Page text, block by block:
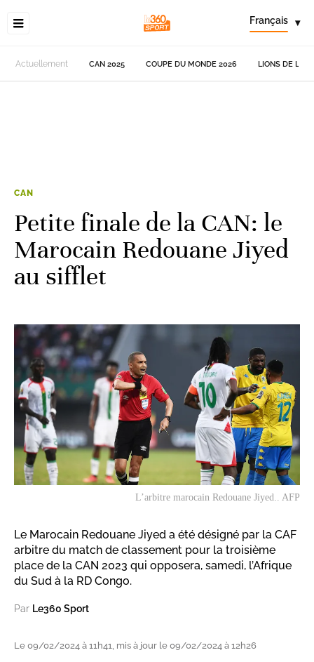
Français ▾
Actuellement CAN 2025 COUPE DU MONDE 2026 LIONS DE
CAN
Petite finale de la CAN: le
Marocain Redouane Jiyed
au sifflet
L’arbitre marocain Redouane Jiyed.. AFP
Le Marocain Redouane Jiyed a été désigné par la CAF
arbitre du match de classement pour la troisième
place de la CAN 2023 qui opposera, samedi, l’Afrique
du Sud à la RD Congo.
Par Le360 Sport
Le 09/02/2024 à 11h41, mis à jour le 09/02/2024 à 12h26